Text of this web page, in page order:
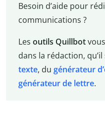
Besoin d’aide pour
communications ?
Les outils Quillbot
dans la rédaction, qu’il
texte, du générateur
générateur de lettre.